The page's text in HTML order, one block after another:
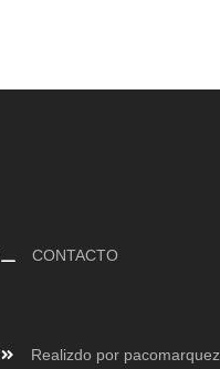
CONTACTO
Realizdo por pacomarquez